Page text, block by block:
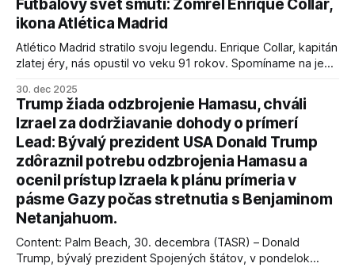
Futbalový svet smúti: Zomrel Enrique Collar,
ikona Atlética Madrid
Atlético Madrid stratilo svoju legendu. Enrique Collar, kapitán
zlatej éry, nás opustil vo veku 91 rokov. Spomíname na jeho
30. dec 2025
Trump žiada odzbrojenie Hamasu, chváli
Izrael za dodržiavanie dohody o prímerí
Lead: Bývalý prezident USA Donald Trump
zdôraznil potrebu odzbrojenia Hamasu a
ocenil prístup Izraela k plánu prímeria v
pásme Gazy počas stretnutia s Benjaminom
Netanjahuom.
Content: Palm Beach, 30. decembra (TASR) – Donald
Trump, bývalý prezident Spojených štátov, v pondelok